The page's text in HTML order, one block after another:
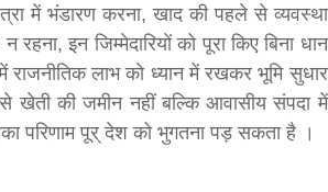
में भंडारण करना, खाद की पहले से व्यवस्था
इन जिम्मेदारियों को पूरा किए बिना धान
लाभ को ध्यान में रखकर भूमि सुधार
खेती की जमीन नहीं बल्कि आवासीय संपदा में
परिणाम पूर् देश को भुगतना पड़ सकता है ।